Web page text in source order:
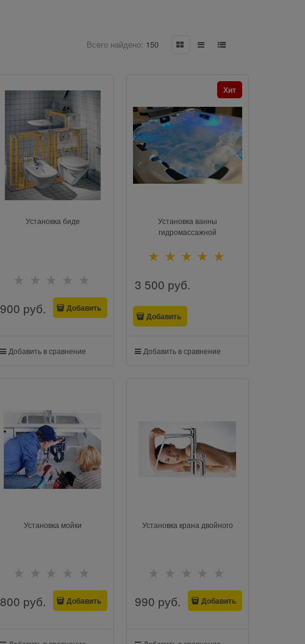
Всего найдено: 150
Установка биде
900 руб. Добавить
Добавить в сравнение
Установка ванны
гидромассажной
Хит
3 500 руб.
Добавить
Добавить в сравнение
Установка мойки
800 руб. Добавить
Установка крана двойного
990 руб. Добавить